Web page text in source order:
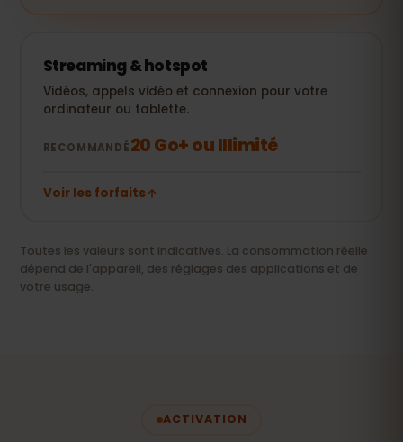
Streaming & hotspot
Vidéos, appels vidéo et connexion pour votre
ordinateur ou tablette.
RECOMMANDÉ20 Go+ ou Illimité
Voir les forfaits
Toutes les valeurs sont indicatives. La consommation réelle
dépend de l'appareil, des réglages des applications et de
votre usage.
ACTIVATION